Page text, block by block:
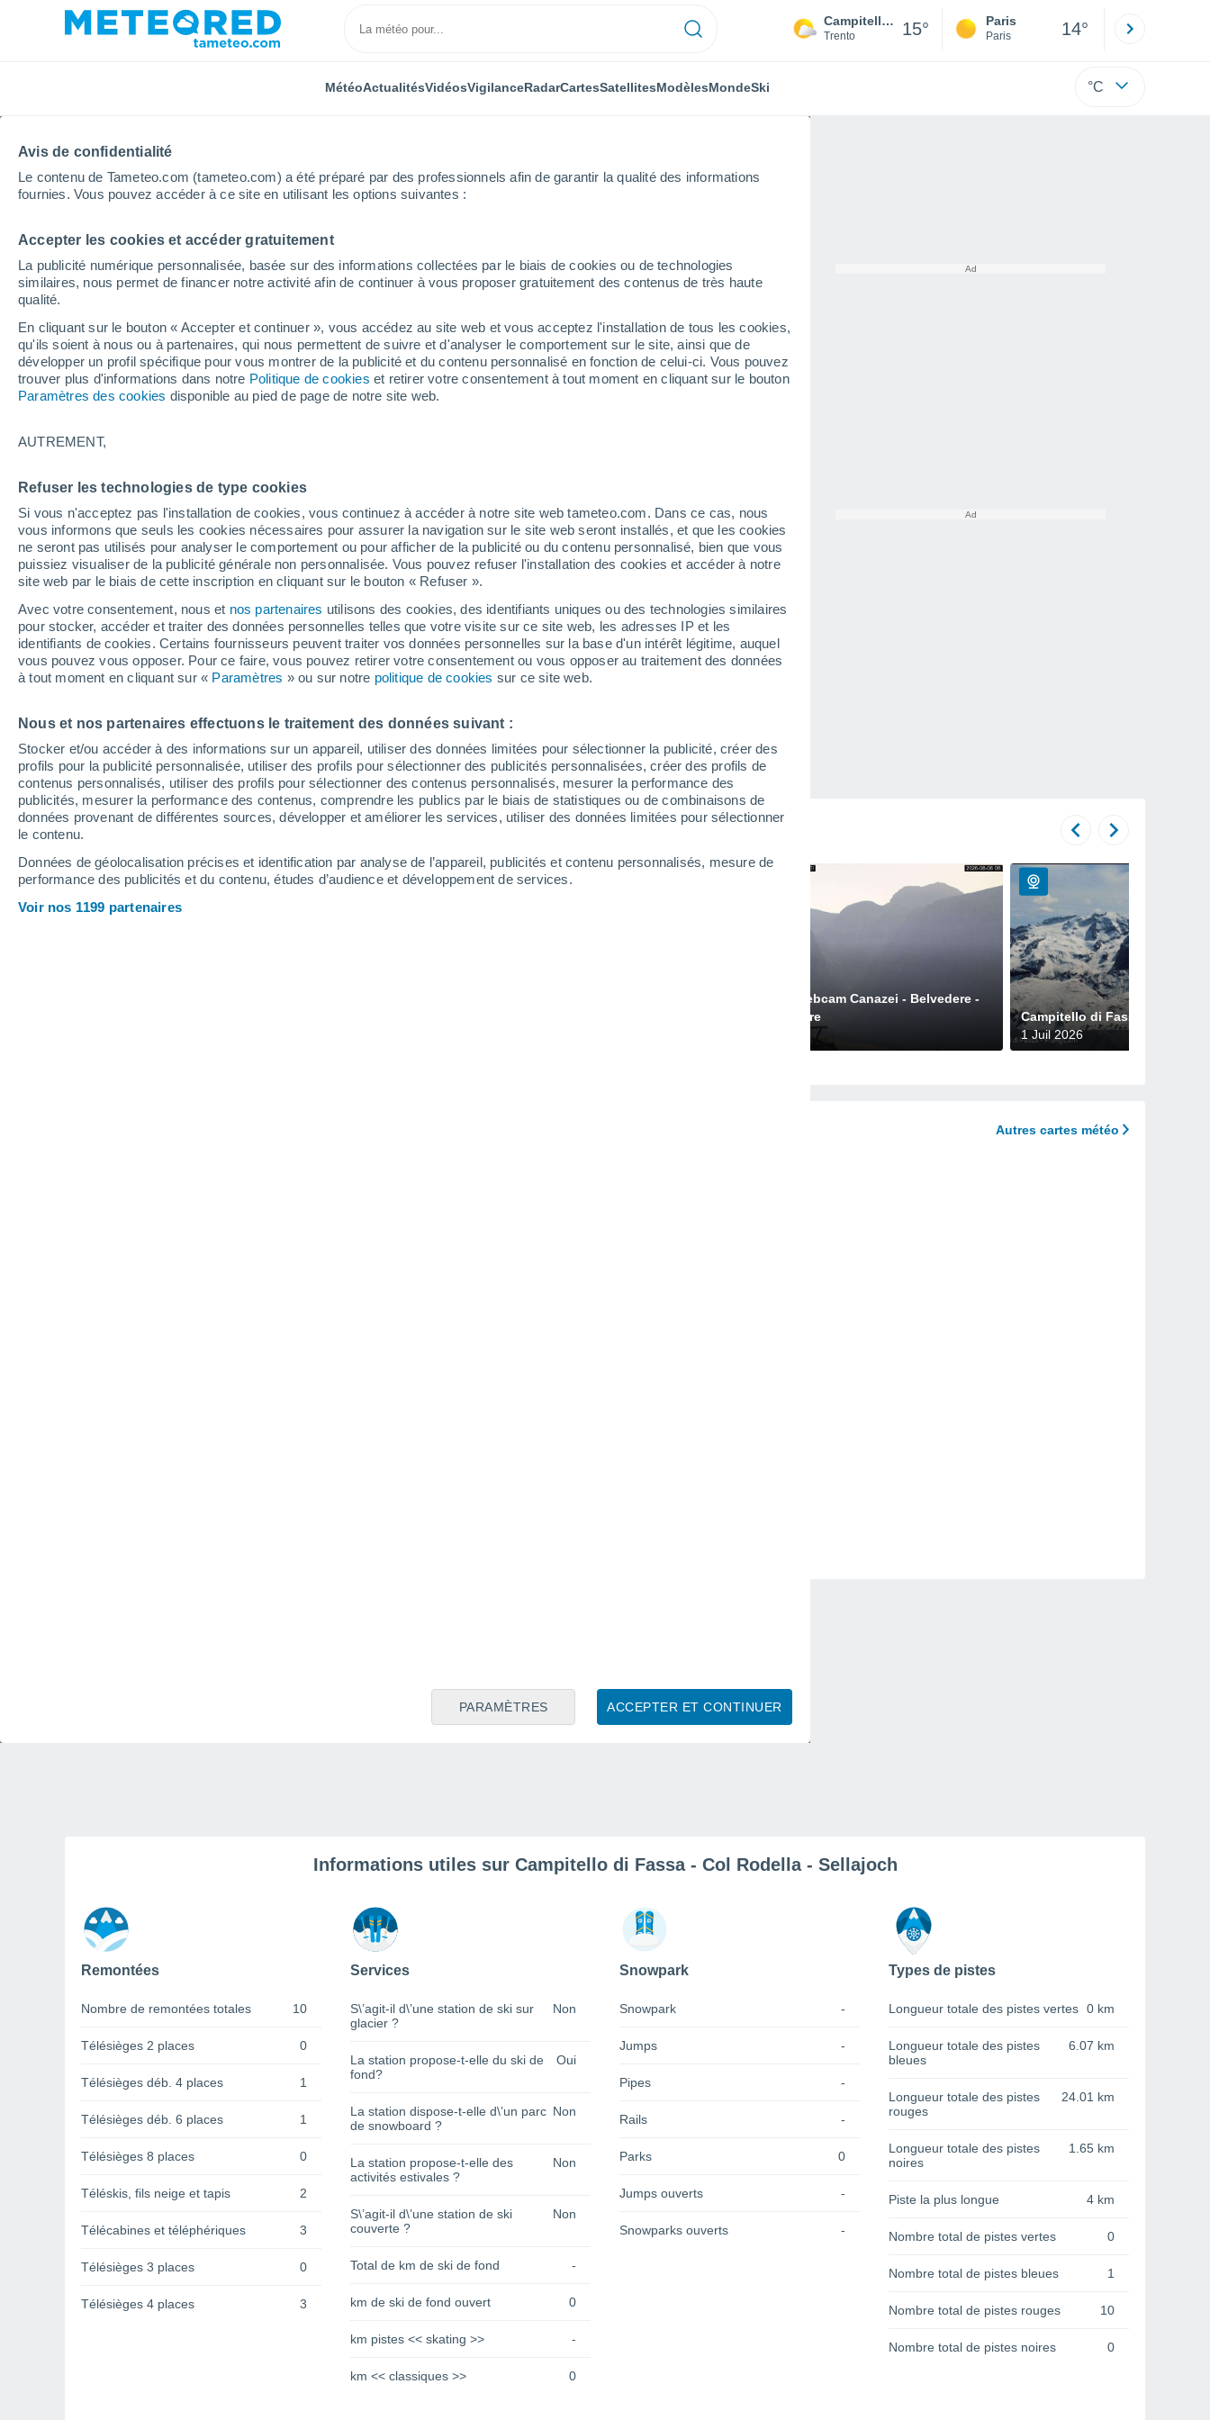
Avis de confidentialité
Le contenu de Tameteo.com (tameteo.com) a été préparé par des professionnels afin de garantir la qualité des informations
fournies. Vous pouvez accéder à ce site en utilisant les options suivantes :
Accepter les cookies et accéder gratuitement
La publicité numérique personnalisée, basée sur des informations collectées par le biais de cookies ou de technologies
similaires, nous permet de financer notre activité afin de continuer à vous proposer gratuitement des contenus de très haute
qualité.
En cliquant sur le bouton « Accepter et continuer », vous accédez au site web et vous acceptez l'installation de tous les cookies,
qu'ils soient à nous ou à partenaires, qui nous permettent de suivre et d'analyser le comportement sur le site, ainsi que de
développer un profil spécifique pour vous montrer de la publicité et du contenu personnalisé en fonction de celui-ci. Vous pouvez
trouver plus d'informations dans notre Politique de cookies et retirer votre consentement à tout moment en cliquant sur le bouton
Paramètres des cookies disponible au pied de page de notre site web.
AUTREMENT,
Refuser les technologies de type cookies
Si vous n'acceptez pas l'installation de cookies, vous continuez à accéder à notre site web tameteo.com. Dans ce cas, nous
vous informons que seuls les cookies nécessaires pour assurer la navigation sur le site web seront installés, et que les cookies
ne seront pas utilisés pour analyser le comportement ou pour afficher de la publicité ou du contenu personnalisé, bien que vous
puissiez visualiser de la publicité générale non personnalisée. Vous pouvez refuser l'installation des cookies et accéder à notre
site web par le biais de cette inscription en cliquant sur le bouton « Refuser ».
Avec votre consentement, nous et nos partenaires utilisons des cookies, des identifiants uniques ou des technologies similaires
pour stocker, accéder et traiter des données personnelles telles que votre visite sur ce site web, les adresses IP et les
identifiants de cookies. Certains fournisseurs peuvent traiter vos données personnelles sur la base d'un intérêt légitime, auquel
vous pouvez vous opposer. Pour ce faire, vous pouvez retirer votre consentement ou vous opposer au traitement des données
à tout moment en cliquant sur « Paramètres » ou sur notre politique de cookies sur ce site web.
Nous et nos partenaires effectuons le traitement des données suivant :
Stocker et/ou accéder à des informations sur un appareil, utiliser des données limitées pour sélectionner la publicité, créer des
profils pour la publicité personnalisée, utiliser des profils pour sélectionner des publicités personnalisées, créer des profils de
contenus personnalisés, utiliser des profils pour sélectionner des contenus personnalisés, mesurer la performance des
publicités, mesurer la performance des contenus, comprendre les publics par le biais de statistiques ou de combinaisons de
données provenant de différentes sources, développer et améliorer les services, utiliser des données limitées pour sélectionner
le contenu.
Données de géolocalisation précises et identification par analyse de l’appareil, publicités et contenu personnalisés, mesure de
performance des publicités et du contenu, études d’audience et développement de services.
Voir nos 1199 partenaires
ACCEPTER ET CONTINUER
PARAMÈTRES
Campitello Di Fassa
Trento 15° Paris
Paris 14°
MétéoActualitésVidéosVigilanceRadarCartesSatellitesModèlesMondeSki °C
Accueil Italie Province autonome de Trente
Fermée
Campitello di Fassa - Col
Rodella - Sellajoch
05/12/2026
Aujourd
´hui
7 Août
Demain
8 Août
Dimanche
9 Août
Bulletin enneigement pour aujourd'hui
Pistes par niveau de difficulté 0 1 10 0
Kilomètres skiables - / 10
Pistes ouvertes - / 11
Remontées - / 10
Épaisseur de neige à la base -
Epaisseur de neige au sommet -
Webcams - Campitello Di Fassa
Col Rodella - Webcam Canazei - Belvedere -
Skiarea Belvedere
Campitello di Fassa -
1 Juil 2026
Autres cartes météo
Informations utiles sur Campitello di Fassa - Col Rodella - Sellajoch
Remontées
Nombre de remontées totales 10
Télésièges 2 places 0
Télésièges déb. 4 places 1
Télésièges déb. 6 places 1
Télésièges 8 places 0
Téléskis, fils neige et tapis 2
Télécabines et téléphériques 3
Télésièges 3 places 0
Télésièges 4 places 3
Services
S\’agit-il d\’une station de ski sur
glacier ?
Non
La station propose-t-elle du ski de
fond?
Oui
La station dispose-t-elle d\’un parc
de snowboard ?
Non
La station propose-t-elle des
activités estivales ?
Non
S\’agit-il d\’une station de ski
couverte ?
Non
Total de km de ski de fond -
km de ski de fond ouvert 0
km pistes << skating >> -
km << classiques >> 0
Snowpark
Snowpark -
Jumps -
Pipes -
Rails -
Parks 0
Jumps ouverts -
Snowparks ouverts -
Types de pistes
Longueur totale des pistes vertes 0 km
Longueur totale des pistes
bleues
6.07 km
Longueur totale des pistes
rouges
24.01 km
Longueur totale des pistes
noires
1.65 km
Piste la plus longue 4 km
Nombre total de pistes vertes 0
Nombre total de pistes bleues 1
Nombre total de pistes rouges 10
Nombre total de pistes noires 0